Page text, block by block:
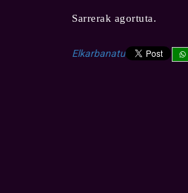
Sarrerak agortuta.
Elkarbanatu